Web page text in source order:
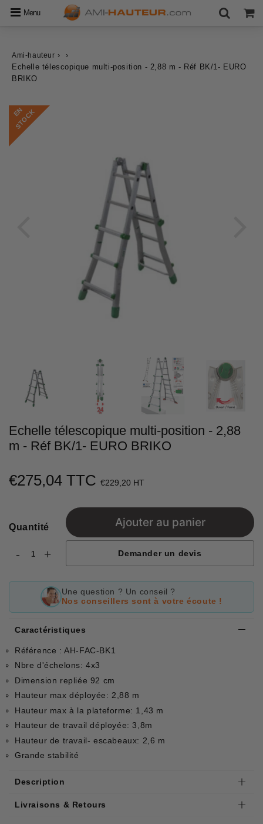
Menu
Ami-hauteur ›
›
Echelle télescopique multi-position - 2,88 m - Réf BK/1- EURO
BRIKO
E
N
S
T
O
C
K
Echelle télescopique multi-position - 2,88
m - Réf BK/1- EURO BRIKO
€275,04 TTC €229,20 HT
Quantité
- +
Ajouter au panier
Demander un devis
Une question ? Un conseil ?
Nos conseillers sont à votre écoute !
Caractéristiques
Référence : AH-FAC-BK1
Nbre d'échelons: 4x3
Dimension repliée 92 cm
Hauteur max déployée: 2,88 m
Hauteur max à la plateforme: 1,43 m
Hauteur de travail déployée: 3,8m
Hauteur de travail- escabeaux: 2,6 m
Grande stabilité
Description
Livraisons & Retours